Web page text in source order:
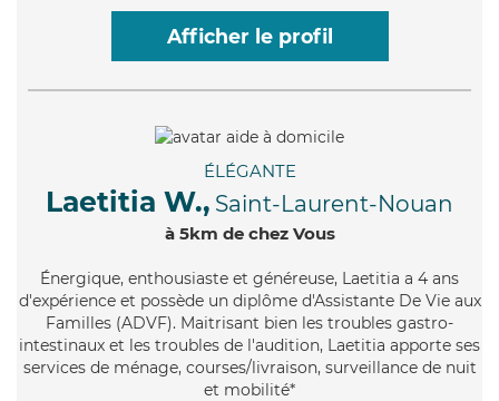
Afficher le profil
ÉLÉGANTE
Laetitia W., Saint-Laurent-Nouan
à 5km de chez Vous
Énergique, enthousiaste et généreuse, Laetitia a 4 ans
d'expérience et possède un diplôme d'Assistante De Vie aux
Familles (ADVF). Maitrisant bien les troubles gastro-
intestinaux et les troubles de l'audition, Laetitia apporte ses
services de ménage, courses/livraison, surveillance de nuit
et mobilité*